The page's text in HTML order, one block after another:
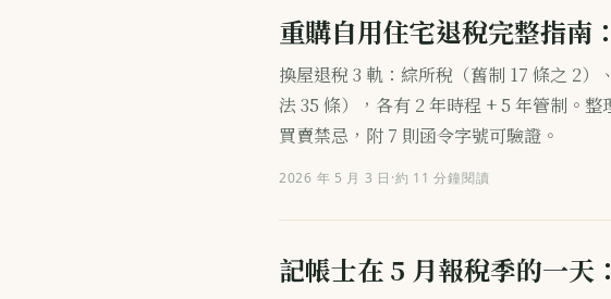
重購自用住宅退稅完整指南
換屋退稅 3 軌：綜所稅（舊制 17 條之 2
法 35 條），各有 2 年時程 + 5 年管制。
買賣禁忌，附 7 則函令字號可驗證。
2026 年 5 月 3 日 ·約 11 分鐘閱讀
記帳士在 5 月報稅季的一天